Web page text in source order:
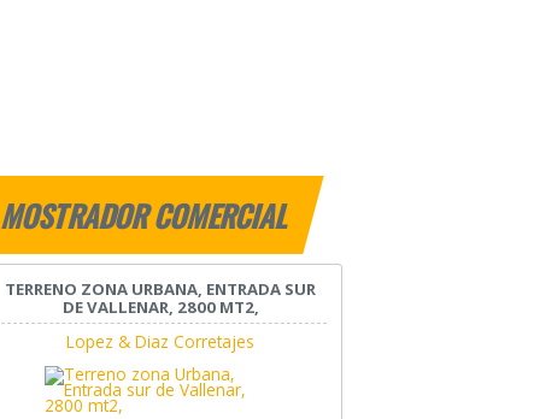
MOSTRADOR COMERCIAL
TERRENO ZONA URBANA, ENTRADA SUR
DE VALLENAR, 2800 MT2,
Lopez & Diaz Corretajes